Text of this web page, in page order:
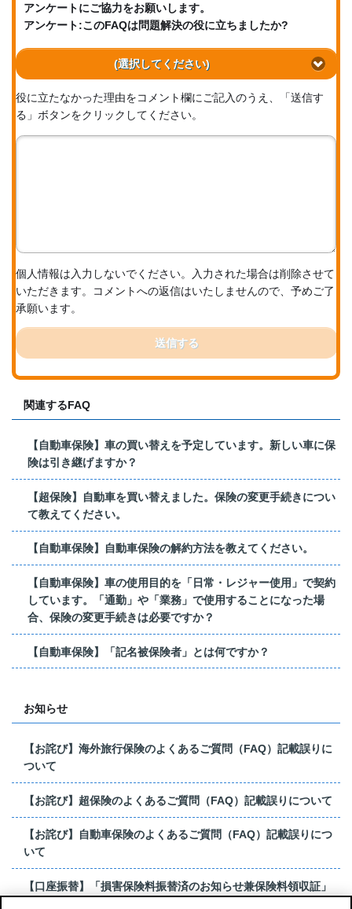
アンケートにご協力をお願いします。
アンケート:このFAQは問題解決の役に立ちましたか?
(選択してください)
役に立たなかった理由をコメント欄にご記入のうえ、「送信す
る」ボタンをクリックしてください。
個人情報は入力しないでください。入力された場合は削除させて
いただきます。コメントへの返信はいたしませんので、予めご了
承願います。
送信する
関連するFAQ
【自動車保険】車の買い替えを予定しています。新しい車に保
険は引き継げますか？
【超保険】自動車を買い替えました。保険の変更手続きについ
て教えてください。
【自動車保険】自動車保険の解約方法を教えてください。
【自動車保険】車の使用目的を「日常・レジャー使用」で契約
しています。「通勤」や「業務」で使用することになった場
合、保険の変更手続きは必要ですか？
【自動車保険】「記名被保険者」とは何ですか？
お知らせ
【お詫び】海外旅行保険のよくあるご質問（FAQ）記載誤りに
ついて
【お詫び】超保険のよくあるご質問（FAQ）記載誤りについて
【お詫び】自動車保険のよくあるご質問（FAQ）記載誤りにつ
いて
【口座振替】「損害保険料振替済のお知らせ兼保険料領収証」